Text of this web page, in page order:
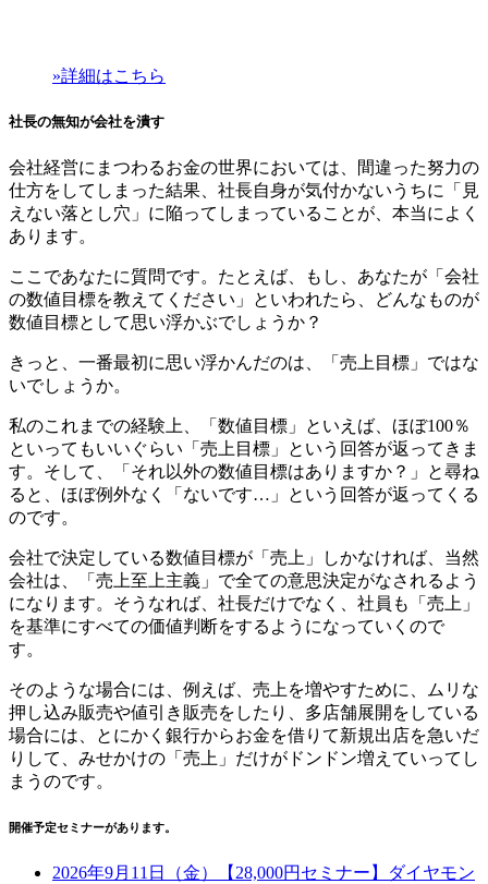
»詳細はこちら
社長の無知が会社を潰す
会社経営にまつわるお金の世界においては、間違った努力の
仕方をしてしまった結果、社長自身が気付かないうちに 「 見
えない落とし穴 」 に陥ってしまっている ことが 、本当に よく
あります。
ここであなたに質問です。 たとえば、もし、あなたが「会社
の数値目標を教えてください」といわれたら、どんなものが
数値目標として思い浮かぶでしょうか？
きっと、一番最初に思い浮かんだのは、「売上目標」ではな
いでしょうか。
私のこれまでの経験上、「数値目標」といえば、ほぼ100％
といってもいいぐらい「売上目標」という回答が返ってきま
す。そして、「それ以外の数値目標はありますか？」と尋ね
ると、ほぼ例外なく「ないです…」という回答が返ってくる
のです。
会社で決定している数値目標が「売上」しかなければ、当然
会社は、「売上至上主義」 で全ての意思決定がなされるよう
になります。そうなれば、社長だけでなく、社員も「売上」
を基準にすべての価値判断をするようになっていくので
す。
そのような場合には、 例えば、売上を増やすために、ムリな
押し込み販売や値引き販売をしたり、多店舗展開をしている
場合には、とにかく銀行からお金を借りて新規出店を急いだ
りして、 みせかけの 「売上」だけが ドンドン増えていってし
まうのです。
開催予定セミナーがあります。
2026年9月11日（金）【28,000円セミナー】ダイヤモン